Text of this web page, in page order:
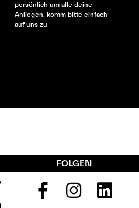
persönlich um alle deine
Anliegen, komm bitte einfach
auf uns zu
FOLGEN